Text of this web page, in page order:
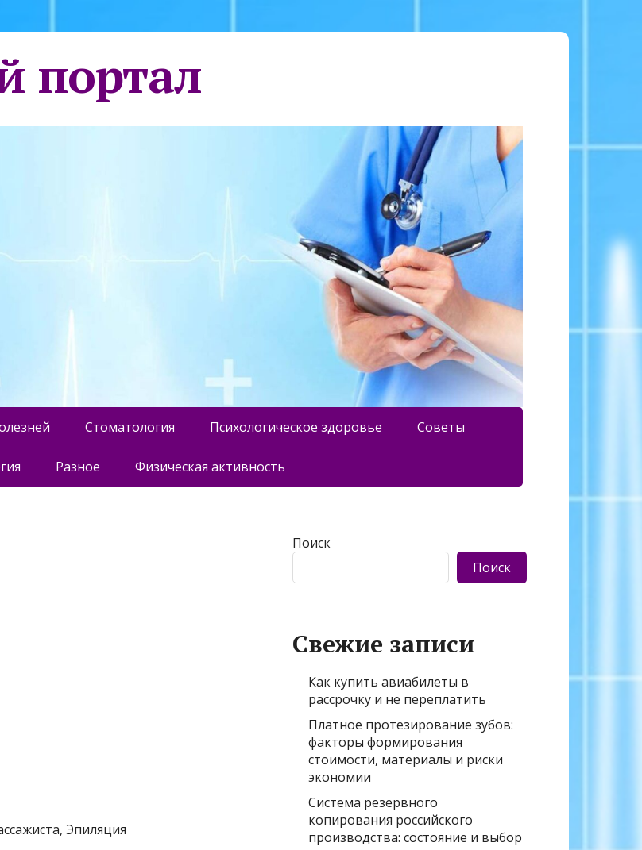
портал
Стоматология Психологическое здоровье Советы
Разное Физическая активность
Эпиляция
Поиск
Поиск
Свежие записи
Как купить авиабилеты в
рассрочку и не переплатить
Платное протезирование зубов:
факторы формирования
стоимости, материалы и риски
экономии
Система резервного
копирования российского
производства: состояние и выбор